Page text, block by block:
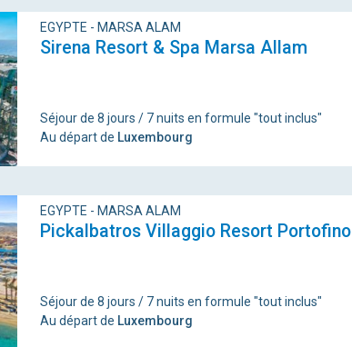
EGYPTE - MARSA ALAM
Sirena Resort & Spa Marsa Allam
Séjour de 8 jours / 7 nuits en formule "tout inclus"
Au départ de Luxembourg
EGYPTE - MARSA ALAM
Pickalbatros Villaggio Resort Portofino
Séjour de 8 jours / 7 nuits en formule "tout inclus"
Au départ de Luxembourg